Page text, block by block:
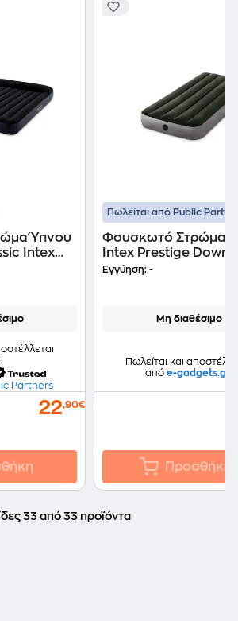
Ύπνου
Intex
Partners
22,90€
Πωλείται από Public
Φουσκωτό Στρώμα
Intex Prestige Downy
Single 64106
Εγγύηση: -
Μη διαθέσιμο
Πωλείται και
από e-gadgets.gr
Προσθήκη
33 από 33 προϊόντα